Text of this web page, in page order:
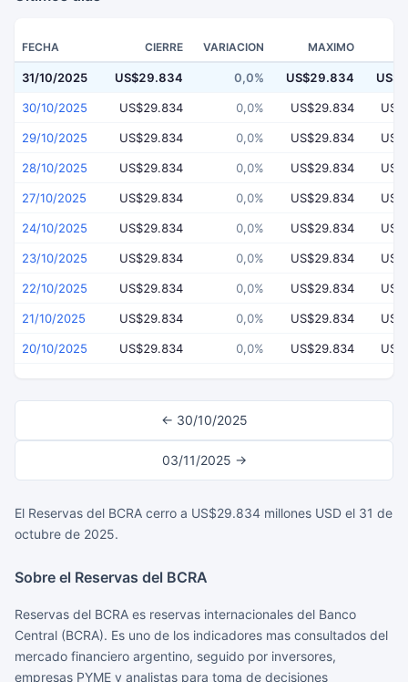
FECHA CIERRE VARIACION MAXIMO
31/10/2025 US$29.834 0,0% US$29.834
30/10/2025 US$29.834 0,0% US$29.834
29/10/2025 US$29.834 0,0% US$29.834
28/10/2025 US$29.834 0,0% US$29.834
27/10/2025 US$29.834 0,0% US$29.834
24/10/2025 US$29.834 0,0% US$29.834
23/10/2025 US$29.834 0,0% US$29.834
22/10/2025 US$29.834 0,0% US$29.834
21/10/2025 US$29.834 0,0% US$29.834
20/10/2025 US$29.834 0,0% US$29.834
← 30/10/2025
03/11/2025 →
El Reservas del BCRA cerro a US$29.834 millones USD el 31 de
octubre de 2025.
Sobre el Reservas del BCRA
Reservas del BCRA es reservas internacionales del Banco
Central (BCRA). Es uno de los indicadores mas consultados del
mercado financiero argentino, seguido por inversores,
empresas PYME y analistas para toma de decisiones